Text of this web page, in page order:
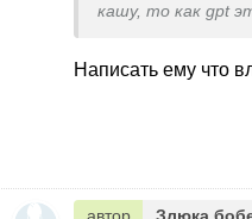
кашу, то как gpt
Написать ему что